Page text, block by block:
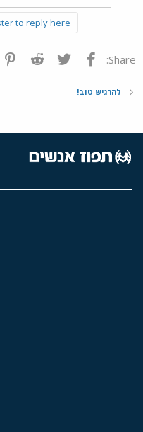
to reply here.
Share: פייסבוק Twitter
Reddit
להרגיש טוב!